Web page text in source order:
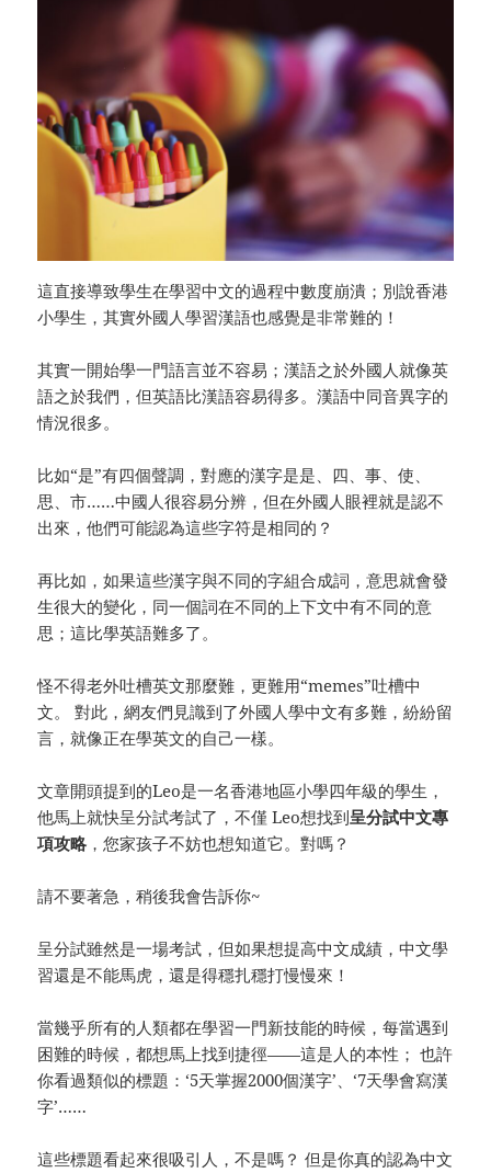
這直接導致學生在學習中文的過程中數度崩潰；別說香港
小學生，其實外國人學習漢語也感覺是非常難的！
其實一開始學一門語言並不容易；漢語之於外國人就像英
語之於我們，但英語比漢語容易得多。漢語中同音異字的
情況很多。
比如“是”有四個聲調，對應的漢字是是、四、事、使、
思、市……中國人很容易分辨，但在外國人眼裡就是認不
出來，他們可能認為這些字符是相同的？
再比如，如果這些漢字與不同的字組合成詞，意思就會發
生很大的變化，同一個詞在不同的上下文中有不同的意
思；這比學英語難多了。
怪不得老外吐槽英文那麼難，更難用“memes”吐槽中
文。 對此，網友們見識到了外國人學中文有多難，紛紛留
言，就像正在學英文的自己一樣。
文章開頭提到的Leo是一名香港地區小學四年級的學生，
他馬上就快呈分試考試了，不僅 Leo想找到呈分試中文專
項攻略 ，您家孩子不妨也想知道它。對嗎？
請不要著急，稍後我會告訴你~
呈分試雖然是一場考試，但如果想提高中文成績，中文學
習還是不能馬虎，還是得穩扎穩打慢慢來！
當幾乎所有的人類都在學習一門新技能的時候，每當遇到
困難的時候，都想馬上找到捷徑——這是人的本性； 也許
你看過類似的標題：‘5天掌握2000個漢字’、‘7天學會寫漢
字’……
這些標題看起來很吸引人，不是嗎？ 但是你真的認為中文